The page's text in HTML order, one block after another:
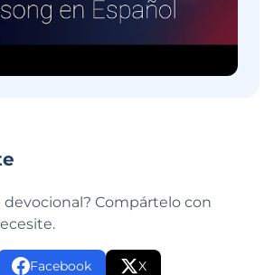
devocional? Compártelo con
Facebook X